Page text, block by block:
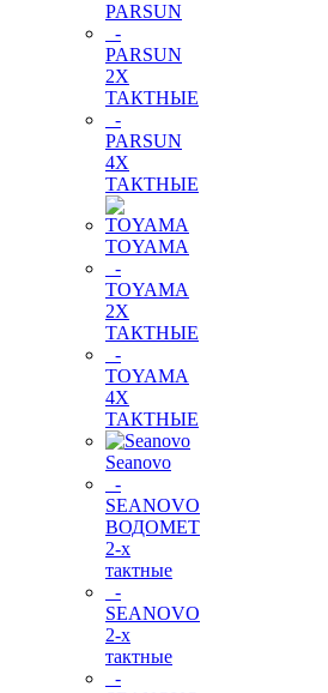
PARSUN
-
PARSUN
2Х
ТАКТНЫЕ
-
PARSUN
4Х
ТАКТНЫЕ
TOYAMA
-
TOYAMA
2Х
ТАКТНЫЕ
-
TOYAMA
4Х
ТАКТНЫЕ
Seanovo
-
SEANOVO
ВОДОМЕТ
2-х
тактные
-
SEANOVO
2-х
тактные
-